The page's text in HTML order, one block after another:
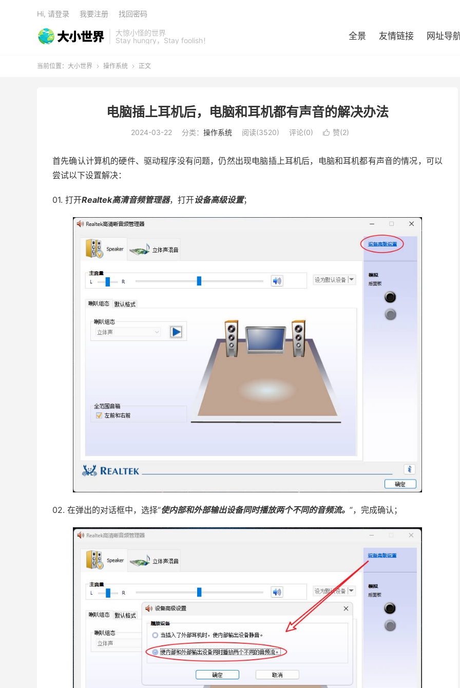
大惊小怪的世界
Stay hungry，Stay foolish！
全景 友情链接 网址导
Hi, 请登录 我要注册 找回密码
当前位置： 大小世界  操作系统  正文
电脑插上耳机后，电脑和耳机都有声音的解决办法
2024-03-22 分类： 操作系统 阅读(3520) 评论(0)  赞(2)
首先确认计算机的硬件、驱动程序没有问题，仍然出现电脑插上耳机后，电脑和耳机都有声音的情况，可以
尝试以下设置解决：
01. 打开Realtek高清音频管理器，打开设备高级设置；
02. 在弹出的对话框中，选择“使内部和外部输出设备同时播放两个不同的音频流。 ”，完成确认；